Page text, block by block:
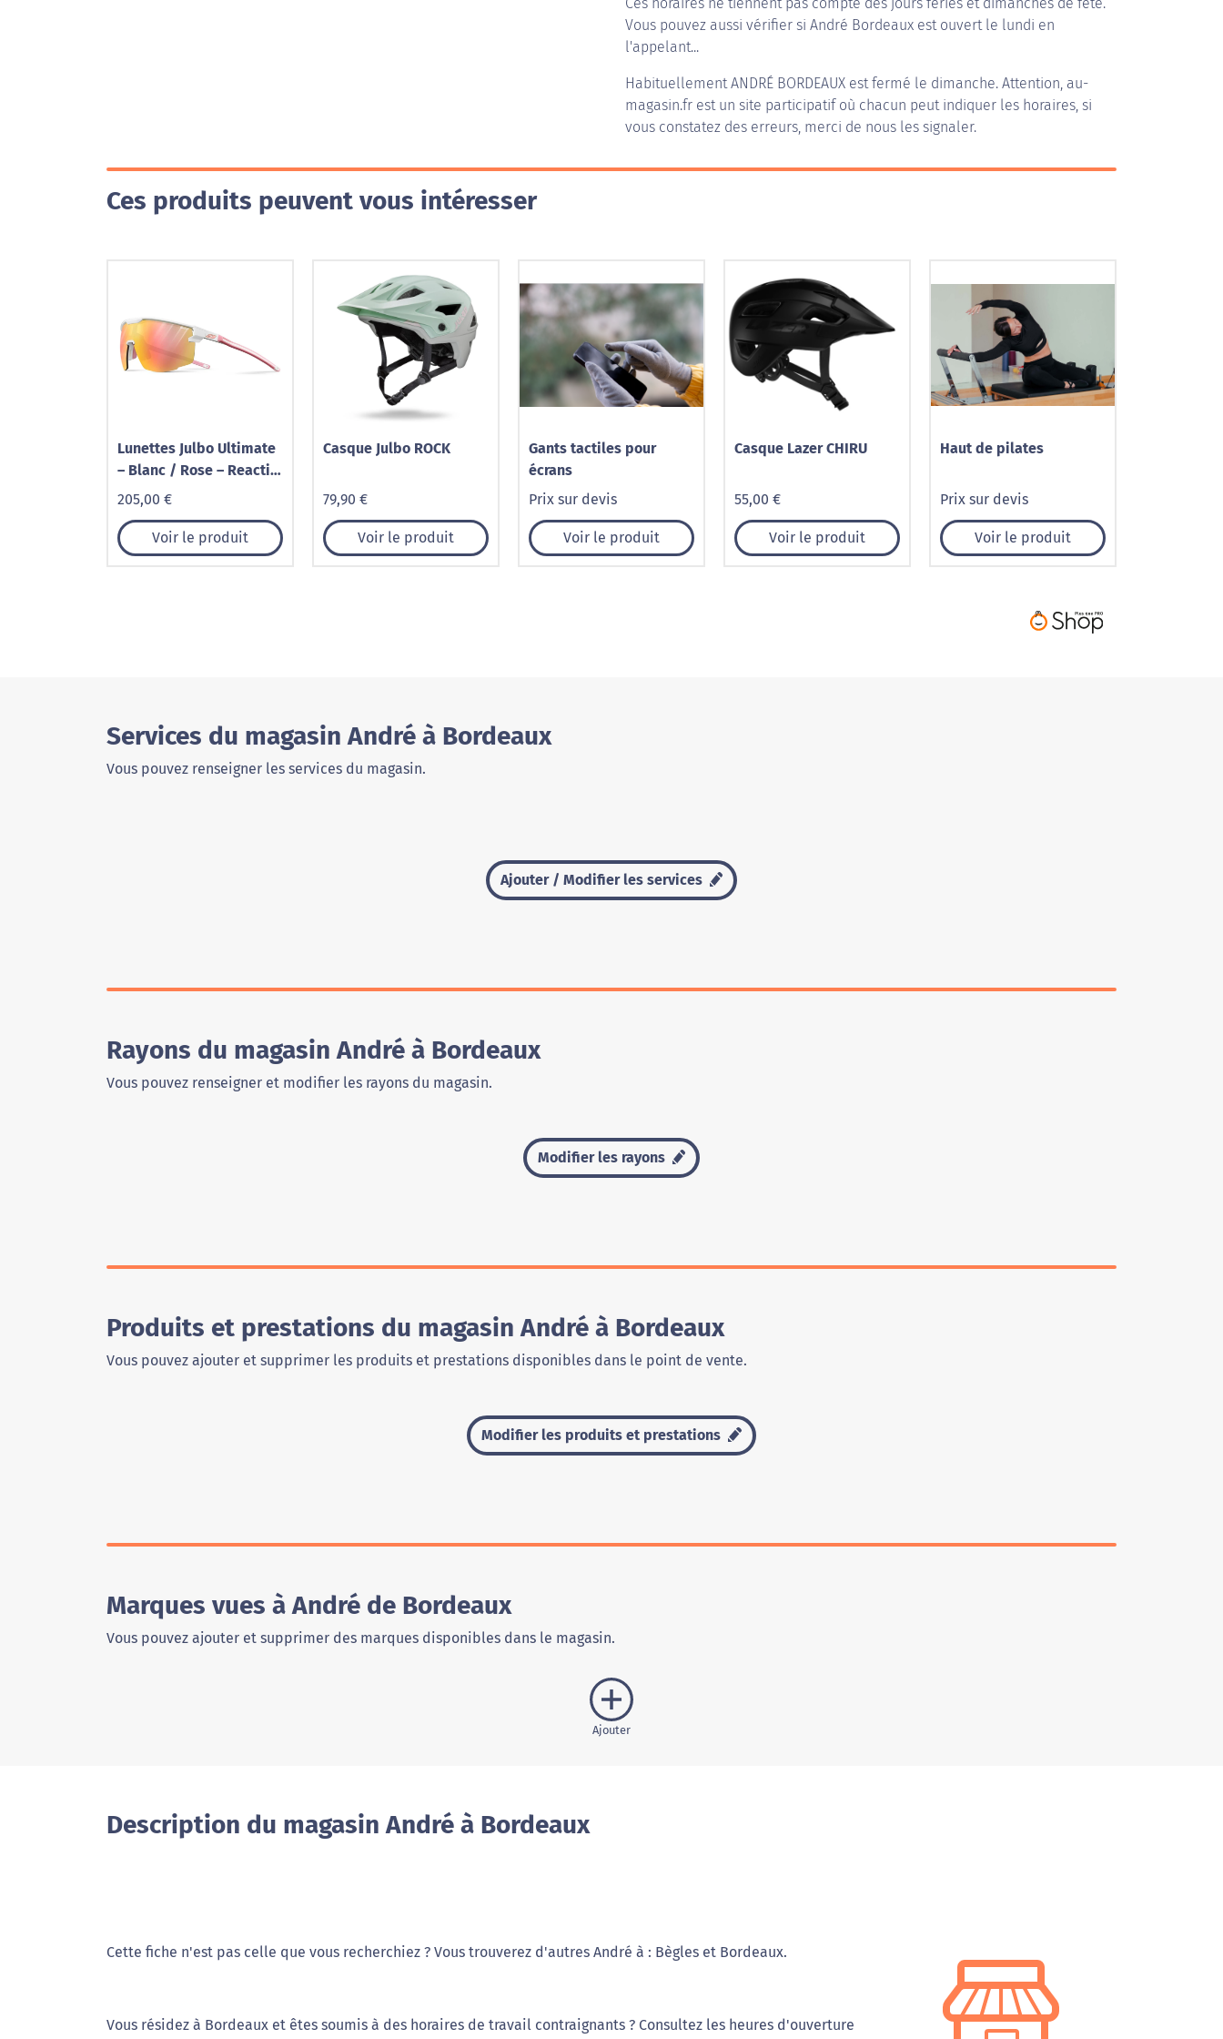
Vous pouvez aussi vérifier si André Bordeaux est ouvert le lundi en
l'appelant...
HabituellementANDRÉ BORDEAUX est fermé le dimanche. Attention, au-
magasin.fr est un site participatif où chacun peut indiquer les horaires, si
vous constatez des erreurs, merci de nous les signaler.
Ces produits peuvent vous intéresser
Lunettes Julbo Ultimate
– Blanc / Rose – Reactiv
Performance 1-3
205,00 €
Voir le produit
Casque Julbo ROCK
79,90 €
Voir le produit
Gants tactiles pour
écrans
Prix sur devis
Voir le produit
Casque Lazer CHIRU
55,00 €
Voir le produit
Haut de pilates
Prix sur devis
Voir le produit
Services du magasin André à Bordeaux
Vous pouvez renseigner les services du magasin.
Ajouter / Modifier les services
Rayons du magasin André à Bordeaux
Vous pouvez renseigner et modifier les rayons du magasin.
Modifier les rayons
Produits et prestations du magasin André à Bordeaux
Vous pouvez ajouter et supprimer les produits et prestations disponibles dans le point de vente.
Modifier les produits et prestations
Marques vues à André de Bordeaux
Vous pouvez ajouter et supprimer des marques disponibles dans le magasin.
Ajouter
Description du magasin André à Bordeaux
Cette fiche n'est pas celle que vous recherchiez ? Vous trouverez d'autres André à : Bègles et Bordeaux.
Vous résidez à Bordeaux et êtes soumis à des horaires de travail contraignants ? Consultez les heures d'ouverture